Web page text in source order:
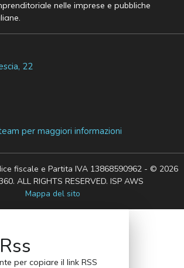
nelle imprese e pubbliche
22
per maggiori informazioni
fiscale e Partita IVA 13868590962 - © 2026
ALL RIGHTS RESERVED. ISP AWS
Mappa del sito
per copiare il link RSS